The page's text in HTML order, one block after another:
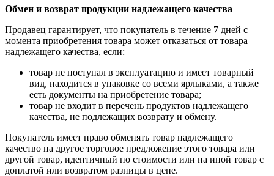
Обмен и возврат продукции надлежащего качества
Продавец гарантирует, что покупатель в течение 7 дней с
момента приобретения товара может отказаться от товара
надлежащего качества, если:
товар не поступал в эксплуатацию и имеет товарный
вид, находится в упаковке со всеми ярлыками, а также
есть документы на приобретение товара;
товар не входит в перечень продуктов надлежащего
качества, не подлежащих возврату и обмену.
Покупатель имеет право обменять товар надлежащего
качество на другое торговое предложение этого товара или
другой товар, идентичный по стоимости или на иной товар с
доплатой или возвратом разницы в цене.